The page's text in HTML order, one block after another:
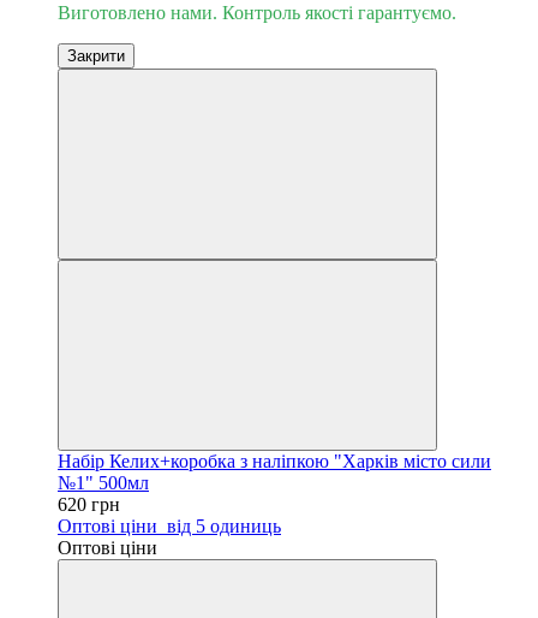
Виготовлено нами. Контроль якості гарантуємо.
Закрити
Набір Келих+коробка з наліпкою "Харків місто сили
№1" 500мл
620 грн
Оптові ціни від 5 одиниць
Оптові ціни